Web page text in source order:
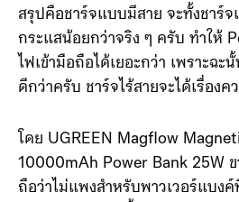
สรุปคือชาร์จแบบมีสาย จะทั้งชาร์จ
กระแสน้อยกว่าจริง ๆ ครับ ทำให้
ไฟเข้ามือถือได้เยอะกว่า เพราะฉะ
ดีกว่าครับ ชาร์จไร้สายจะได้เรื่อง
โดย UGREEN Magflow
10000mAh Power Bank 25W
ถือว่าไม่แพงสำหรับพาวเวอร์แบง